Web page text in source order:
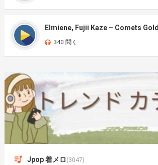
Elmiene, Fujii Kaze – Comets Gold
340 聞く
Jpop 着メロ (3047)